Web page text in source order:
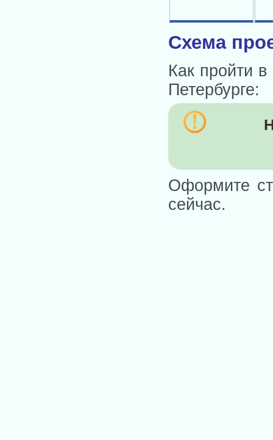
Схема
Как пройти
Петербурге:
Оформите
сейчас.